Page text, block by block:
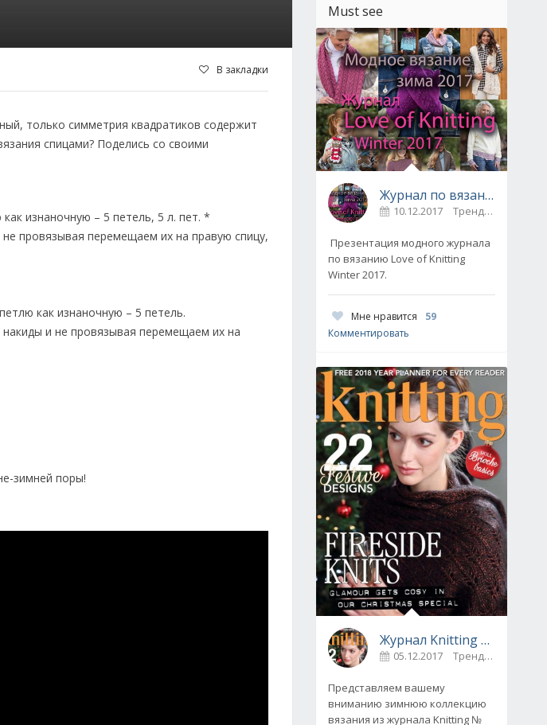
В закладки
только симметрия квадратиков содержит
спицами? Поделись со своими
изнаночную – 5 петель, 5 л. пет. *
провязывая перемещаем их на правую спицу,
как изнаночную – 5 петель.
и не провязывая перемещаем их на
зимней поры!
Must see
Журнал по вязанию Love of Knitting выпуск Зима 2017
10.12.2017 Тренды / Вдохновение
Презентация модного журнала
по вязанию Love of Knitting
Winter 2017.
Мне нравится
59
Комментировать
Журнал Knitting № 175, декабрь 2017
05.12.2017 Тренды
Представляем вашему
вниманию зимнюю коллекцию
вязания из журнала Knitting №